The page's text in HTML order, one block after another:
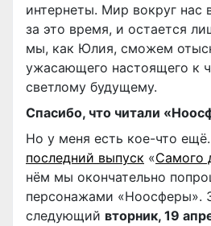
интернеты. Мир вокруг нас
за это время, и остается
мы, как Юлия, сможем
ужасающего настоящего к
светлому будущему.
Спасибо, что читали
Но у меня есть кое-что
последний выпуск «Самого
нём мы окончательно
персонажами «Ноосферы».
следующий вторник, 19